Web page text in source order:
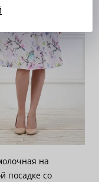
на
посадке со